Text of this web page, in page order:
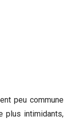
peu commune
plus intimidants,